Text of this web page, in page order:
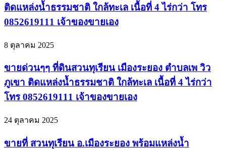
ติดแหล่งน้ำธรรมชาติ ใกล้ทะเล เนื้อที่ 4 ไร่กว่า โทร
0852619111 เจ้าของขายเอง
8 ตุลาคม 2025
ขายด่วนๆๆ ที่ดินสวนทุเรียน เมืองระยอง ตำบลเพ วิว
ภูเขา ติดแหล่งน้ำธรรมชาติ ใกล้ทะเล เนื้อที่ 4 ไร่กว่า
โทร 0852619111 เจ้าของขายเอง
24 ตุลาคม 2025
ขายที่ สวนทุเรียน อ.เมืองระยอง พร้อมแหล่งน้ำ